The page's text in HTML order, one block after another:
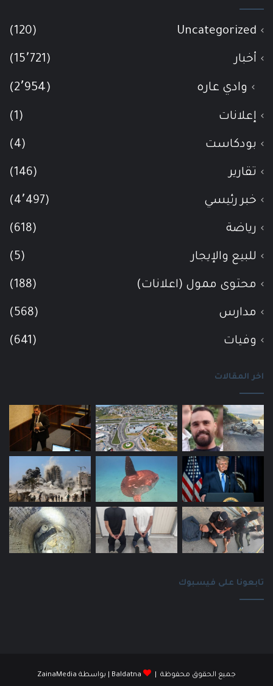
Uncategorized
(120)
أخبار (15٬721)
وادي عاره (2٬954)
إعلانات (1)
بودكاست (4)
تقارير (146)
خبر رئيسي (4٬497)
رياضة (618)
للبيع والإيجار (5)
محتوى ممول (اعلانات) (188)
مدارس (568)
وفيات (641)
اخر المقالات
تابعونا على فيسبوك
جميع الحقوق محفوظة | Baldatna | بواسطة ZainaMedia